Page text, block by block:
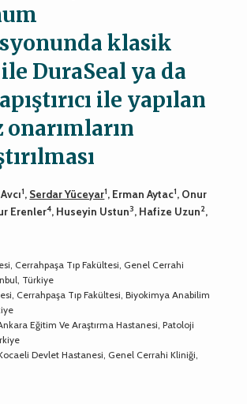
klasik
DuraSeal ya da
ile yapılan
1, Serdar Yüceyar1, Erman Aytac1, Onur
Erenler4, Huseyin Ustun3, Hafize Uzun2,
Cerrahpaşa Tıp Fakültesi, Genel Cerrahi
Türkiye
Cerrahpaşa Tıp Fakültesi, Biyokimya Anabilim
Ankara Eğitim Ve Araştırma Hastanesi, Patoloji
Kocaeli Devlet Hastanesi, Genel Cerrahi Kliniği,